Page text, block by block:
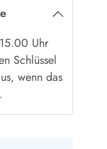
Uhr
Schlüssel
wenn das